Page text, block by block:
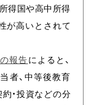
得国や高中所得
が高いとされて
報告によると、
者、中等後教育
約・投資などの分